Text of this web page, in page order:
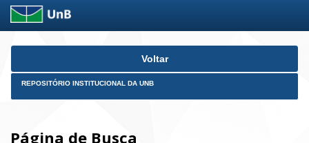
Skip
Voltar
REPOSITÓRIO INSTITUCIONAL DA UNB
Página de Busca